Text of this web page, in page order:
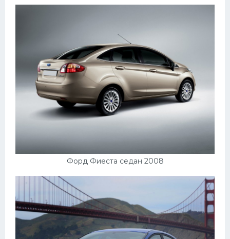
Форд Фиеста седан 2008
Киа
Порше
Самолеты
Корабли
Комплектующие
Лодки
Вертолеты
Мазда
Самокаты